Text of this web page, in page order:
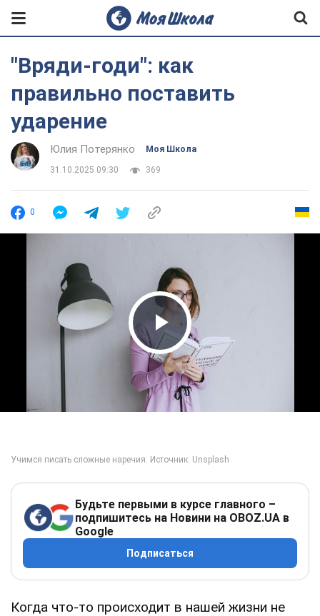
"Вряди-годи": как
правильно поставить
ударение
Юлия Потерянко Моя Школа
31.10.2025 09:30 369
0
Play Video
Будьте первыми в курсе главного –
подпишитесь на Новини на OBOZ.UA в
Google
Подписаться
Когда что-то происходит в нашей жизни не